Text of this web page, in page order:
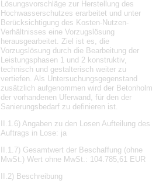
Lösungsvorschläge zur Herstellung des
Hochwasserschutzes erarbeitet und unter
Berücksichtigung des Kosten-Nutzen-
Verhältnisses eine Vorzugslösung
herausgearbeitet. Ziel ist es, die
Vorzugslösung durch die Bearbeitung der
Leistungsphasen 1 und 2 konstruktiv,
technisch und gestalterisch weiter zu
vertiefen. Als Untersuchungsgegenstand
zusätzlich aufgenommen wird der Betonholm
der vorhandenen Uferwand, für den der
Sanierungsbedarf zu definieren ist.
II.1.6) Angaben zu den Losen Aufteilung des
Auftrags in Lose: ja
II.1.7) Gesamtwert der Beschaffung (ohne
MwSt.) Wert ohne MwSt.: 104.785,61 EUR
II.2) Beschreibung